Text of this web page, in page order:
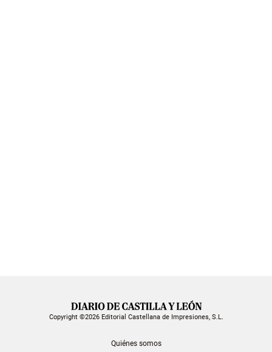
Copyright ©2026 Editorial Castellana de Impresiones, S.L.
Quiénes somos